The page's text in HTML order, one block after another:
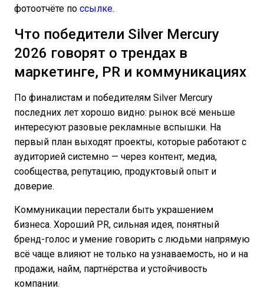
фотоотчёте по ссылке.
Что победители Silver Mercury
2026 говорят о трендах в
маркетинге, PR и коммуникациях
По финалистам и победителям Silver Mercury
последних лет хорошо видно: рынок всё меньше
интересуют разовые рекламные вспышки. На
первый план выходят проекты, которые работают с
аудиторией системно — через контент, медиа,
сообщества, репутацию, продуктовый опыт и
доверие.
Коммуникации перестали быть украшением
бизнеса. Хороший PR, сильная идея, понятный
бренд-голос и умение говорить с людьми напрямую
всё чаще влияют не только на узнаваемость, но и на
продажи, найм, партнёрства и устойчивость
компании.